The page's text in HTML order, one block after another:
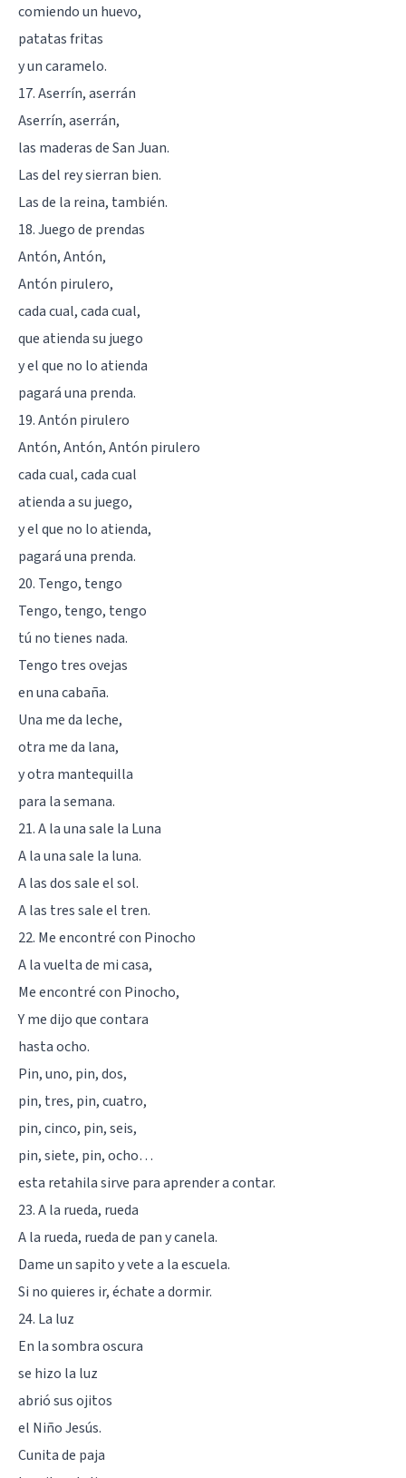
comiendo un huevo,
patatas fritas
y un caramelo.
17. Aserrín, aserrán
Aserrín, aserrán,
las maderas de San Juan.
Las del rey sierran bien.
Las de la reina, también.
18. Juego de prendas
Antón, Antón,
Antón pirulero,
cada cual, cada cual,
que atienda su juego
y el que no lo atienda
pagará una prenda.
19. Antón pirulero
Antón, Antón, Antón pirulero
cada cual, cada cual
atienda a su juego,
y el que no lo atienda,
pagará una prenda.
20. Tengo, tengo
Tengo, tengo, tengo
tú no tienes nada.
Tengo tres ovejas
en una cabaña.
Una me da leche,
otra me da lana,
y otra mantequilla
para la semana.
21. A la una sale la Luna
A la una sale la luna.
A las dos sale el sol.
A las tres sale el tren.
22. Me encontré con Pinocho
A la vuelta de mi casa,
Me encontré con Pinocho,
Y me dijo que contara
hasta ocho.
Pin, uno, pin, dos,
pin, tres, pin, cuatro,
pin, cinco, pin, seis,
pin, siete, pin, ocho…
esta retahila sirve para aprender a contar.
23. A la rueda, rueda
A la rueda, rueda de pan y canela.
Dame un sapito y vete a la escuela.
Si no quieres ir, échate a dormir.
24. La luz
En la sombra oscura
se hizo la luz
abrió sus ojitos
el Niño Jesús.
Cunita de paja